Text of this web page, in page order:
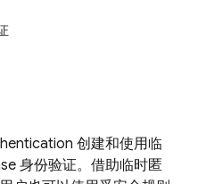
创建和使用临
身份验证。借助临时匿